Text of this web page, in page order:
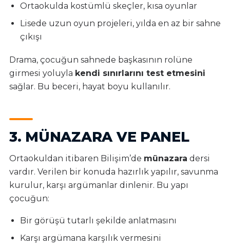
Ortaokulda kostümlü skeçler, kısa oyunlar
Lisede uzun oyun projeleri, yılda en az bir sahne
çıkışı
Drama, çocuğun sahnede başkasının rolüne
girmesi yoluyla kendi sınırlarını test etmesini
sağlar. Bu beceri, hayat boyu kullanılır.
3. MÜNAZARA VE PANEL
Ortaokuldan itibaren Bilişim’de münazara dersi
vardır. Verilen bir konuda hazırlık yapılır, savunma
kurulur, karşı argümanlar dinlenir. Bu yapı
çocuğun:
Bir görüşü tutarlı şekilde anlatmasını
Karşı argümana karşılık vermesini